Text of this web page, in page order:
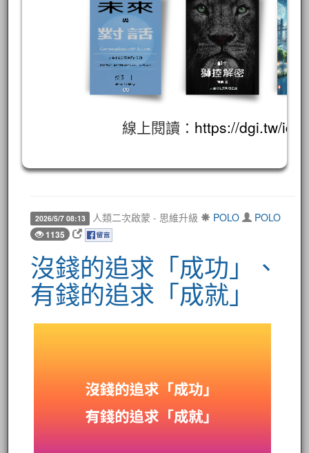
線上閱讀： https://dgi.tw/id/
2026/5/7 08:13 人類二次啟蒙 - 思維升級 POLO POLO
1135
沒錢的追求「成功」、
有錢的追求「成就」